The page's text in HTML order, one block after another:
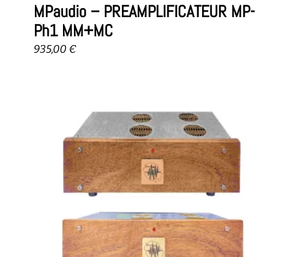
MPaudio – PREAMPLIFICATEUR MP-
Ph1 MM+MC
935,00 €